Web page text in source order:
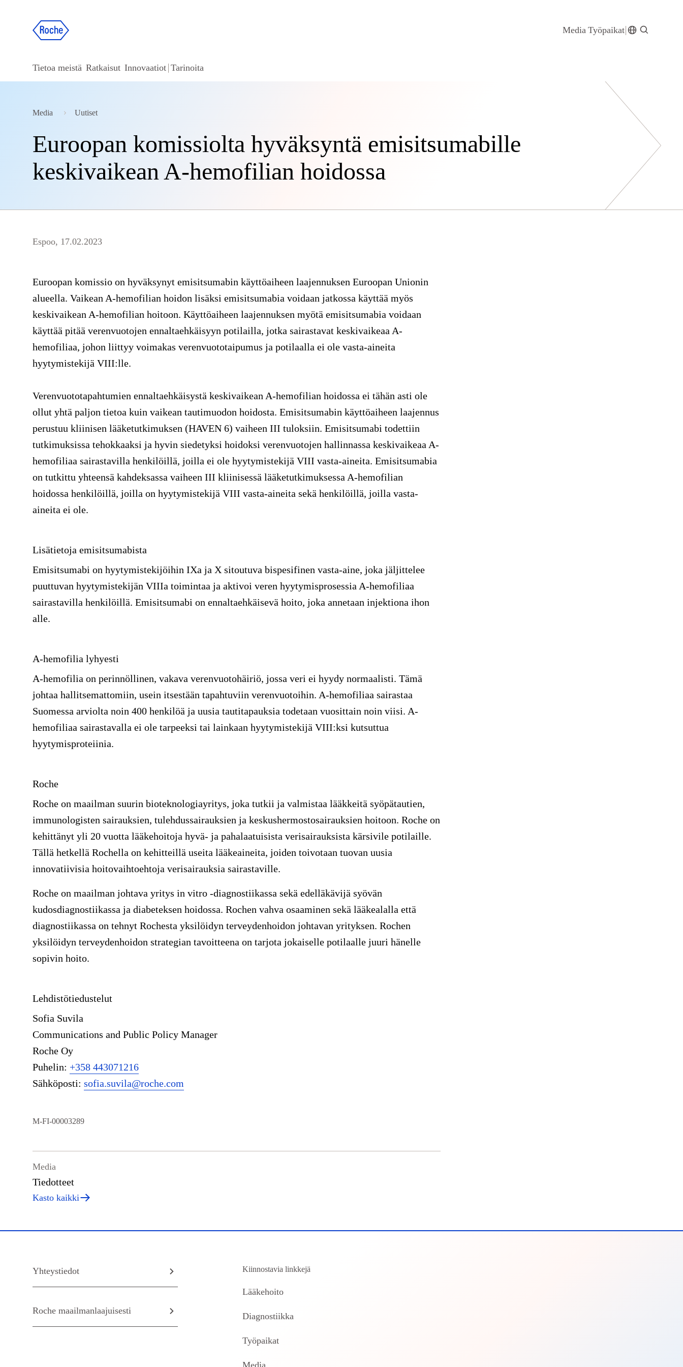
Media Työpaikat
Tietoa meistä Ratkaisut Innovaatiot Tarinoita
Media Uutiset
Euroopan komissiolta hyväksyntä emisitsumabille
keskivaikean A-hemofilian hoidossa
Espoo, 17.02.2023
Euroopan komissio on hyväksynyt emisitsumabin käyttöaiheen laajennuksen Euroopan Unionin
alueella. Vaikean A-hemofilian hoidon lisäksi emisitsumabia voidaan jatkossa käyttää myös
keskivaikean A-hemofilian hoitoon. Käyttöaiheen laajennuksen myötä emisitsumabia voidaan
käyttää pitää verenvuotojen ennaltaehkäisyyn potilailla, jotka sairastavat keskivaikeaa A-
hemofiliaa, johon liittyy voimakas verenvuototaipumus ja potilaalla ei ole vasta-aineita
hyytymistekijä VIII:lle.
Verenvuototapahtumien ennaltaehkäisystä keskivaikean A-hemofilian hoidossa ei tähän asti ole
ollut yhtä paljon tietoa kuin vaikean tautimuodon hoidosta. Emisitsumabin käyttöaiheen laajennus
perustuu kliinisen lääketutkimuksen (HAVEN 6) vaiheen III tuloksiin. Emisitsumabi todettiin
tutkimuksissa tehokkaaksi ja hyvin siedetyksi hoidoksi verenvuotojen hallinnassa keskivaikeaa A-
hemofiliaa sairastavilla henkilöillä, joilla ei ole hyytymistekijä VIII vasta-aineita. Emisitsumabia
on tutkittu yhteensä kahdeksassa vaiheen III kliinisessä lääketutkimuksessa A-hemofilian
hoidossa henkilöillä, joilla on hyytymistekijä VIII vasta-aineita sekä henkilöillä, joilla vasta-
aineita ei ole.
Lisätietoja emisitsumabista
Emisitsumabi on hyytymistekijöihin IXa ja X sitoutuva bispesifinen vasta-aine, joka jäljittelee
puuttuvan hyytymistekijän VIIIa toimintaa ja aktivoi veren hyytymisprosessia A-hemofiliaa
sairastavilla henkilöillä. Emisitsumabi on ennaltaehkäisevä hoito, joka annetaan injektiona ihon
alle.
A-hemofilia lyhyesti
A-hemofilia on perinnöllinen, vakava verenvuotohäiriö, jossa veri ei hyydy normaalisti. Tämä
johtaa hallitsemattomiin, usein itsestään tapahtuviin verenvuotoihin. A-hemofiliaa sairastaa
Suomessa arviolta noin 400 henkilöä ja uusia tautitapauksia todetaan vuosittain noin viisi. A-
hemofiliaa sairastavalla ei ole tarpeeksi tai lainkaan hyytymistekijä VIII:ksi kutsuttua
hyytymisproteiinia.
Roche
Roche on maailman suurin bioteknologiayritys, joka tutkii ja valmistaa lääkkeitä syöpätautien,
immunologisten sairauksien, tulehdussairauksien ja keskushermostosairauksien hoitoon. Roche on
kehittänyt yli 20 vuotta lääkehoitoja hyvä- ja pahalaatuisista verisairauksista kärsivile potilaille.
Tällä hetkellä Rochella on kehitteillä useita lääkeaineita, joiden toivotaan tuovan uusia
innovatiivisia hoitovaihtoehtoja verisairauksia sairastaville.
Roche on maailman johtava yritys in vitro -diagnostiikassa sekä edelläkävijä syövän
kudosdiagnostiikassa ja diabeteksen hoidossa. Rochen vahva osaaminen sekä lääkealalla että
diagnostiikassa on tehnyt Rochesta yksilöidyn terveydenhoidon johtavan yrityksen. Rochen
yksilöidyn terveydenhoidon strategian tavoitteena on tarjota jokaiselle potilaalle juuri hänelle
sopivin hoito.
Lehdistötiedustelut
Sofia Suvila
Communications and Public Policy Manager
Roche Oy
Puhelin: +358 443071216
Sähköposti: sofia.suvila@roche.com
M-FI-00003289
Media
Tiedotteet
Kasto kaikki
Yhteystiedot
Roche maailmanlaajuisesti
Kiinnostavia linkkejä
Lääkehoito
Diagnostiikka
Työpaikat
Media